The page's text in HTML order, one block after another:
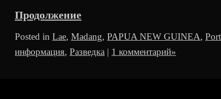
Продолжение
Posted in Lae, Madang, PAPUA NEW GUINEA,
информация, Разведка | 1 комментарий»